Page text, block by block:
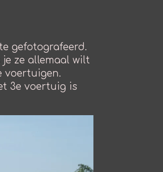
gefotografeerd.
ze allemaal wilt
voertuigen.
3e voertuig is